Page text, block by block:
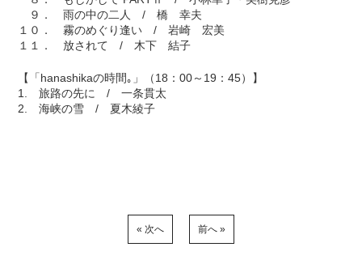
９． 雨の中の二人 / 橋 幸夫
１０． 霧のめぐり逢い / 岩崎 宏美
１１． 放されて / 木下 結子
【「hanashikaの時間｡」（18：00～19：45）】
1. 旅路の先に / 一条貫太
2. 海峡の雪 / 夏木綾子
« 次へ 前へ »